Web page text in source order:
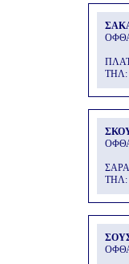
THΛ:
THΛ: